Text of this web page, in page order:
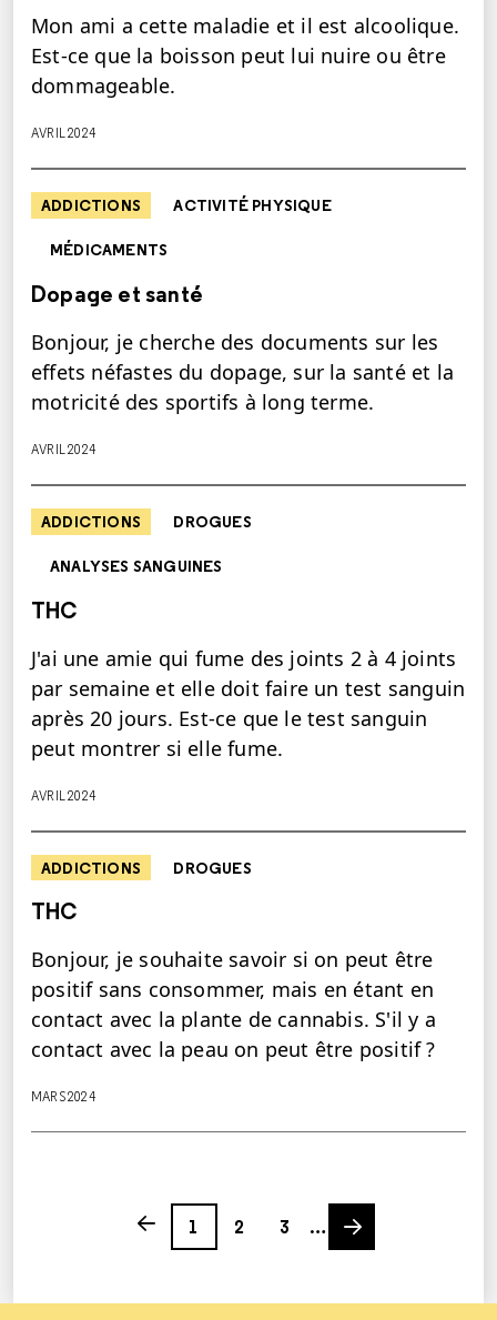
Mon ami a cette maladie et il est alcoolique.
Est-ce que la boisson peut lui nuire ou être
dommageable.
AVRIL 2024
ADDICTIONS ACTIVITÉ PHYSIQUE
MÉDICAMENTS
Dopage et santé
Bonjour, je cherche des documents sur les
effets néfastes du dopage, sur la santé et la
motricité des sportifs à long terme.
AVRIL 2024
ADDICTIONS DROGUES
ANALYSES SANGUINES
THC
J'ai une amie qui fume des joints 2 à 4 joints
par semaine et elle doit faire un test sanguin
après 20 jours. Est-ce que le test sanguin
peut montrer si elle fume.
AVRIL 2024
ADDICTIONS DROGUES
THC
Bonjour, je souhaite savoir si on peut être
positif sans consommer, mais en étant en
contact avec la plante de cannabis. S'il y a
contact avec la peau on peut être positif ?
MARS 2024
Previous page
Page
1
Page
2
3
…
Next page